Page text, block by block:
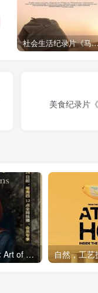
社会生活纪录片《马加拉
美食纪录片
艺术纪录片《波斯艺术 Art of Persia》下载